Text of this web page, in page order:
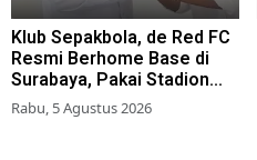
Klub Sepakbola, de Red FC
Resmi Berhome Base di
Surabaya, Pakai Stadion
Tambaksari
Rabu, 5 Agustus 2026